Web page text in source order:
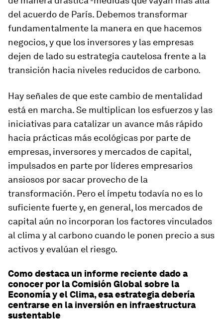
del acuerdo de París. Debemos transformar
fundamentalmente la manera en que hacemos
negocios, y que los inversores y las empresas
dejen de lado su estrategia cautelosa frente a la
transición hacia niveles reducidos de carbono.
Hay señales de que este cambio de mentalidad
está en marcha. Se multiplican los esfuerzos y las
iniciativas para catalizar un avance más rápido
hacia prácticas más ecológicas por parte de
empresas, inversores y mercados de capital,
impulsados en parte por líderes empresarios
ansiosos por sacar provecho de la
transformación. Pero el ímpetu todavía no es lo
suficiente fuerte y, en general, los mercados de
capital aún no incorporan los factores vinculados
al clima y al carbono cuando le ponen precio a sus
activos y evalúan el riesgo.
Como destaca un informe reciente dado a
conocer por la Comisión Global sobre la
Economía y el Clima, esa estrategia debería
centrarse en la inversión en infraestructura
sustentable